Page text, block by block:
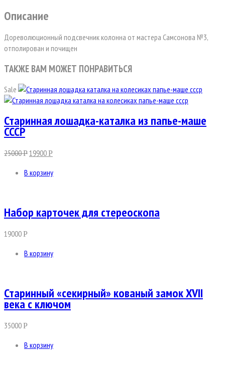
Описание
Дореволюционный подсвечник колонна от мастера Самсонова №3,
отполирован и почищен
ТАКЖЕ ВАМ МОЖЕТ ПОНРАВИТЬСЯ
Sale
Старинная лошадка-каталка из папье-маше
СССР
25000Р19900Р
В корзину
Набор карточек для стереоскопа
19000Р
В корзину
Старинный «секирный» кованый замок XVII
века с ключом
35000Р
В корзину